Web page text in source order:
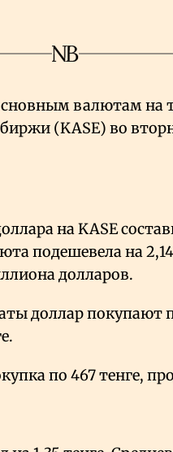
валютам на
(KASE) во
на KASE
подешевела на
долларов.
доллар покупают
по 467 тенге,